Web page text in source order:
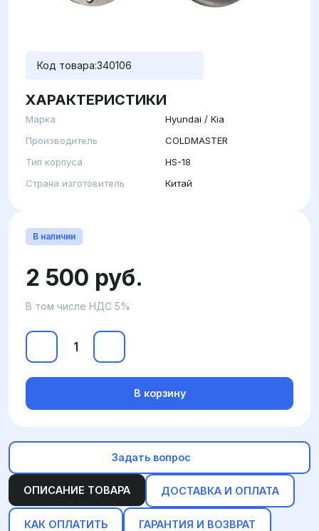
Код товара:340106
ХАРАКТЕРИСТИКИ
Марка
Hyundai / Kia
Производитель
COLDMASTER
Тип корпуса
HS-18
Страна изготовитель
Китай
ОПИСАНИЕ ТОВАРА ДОСТАВКА И ОПЛАТА
КАК ОПЛАТИТЬ ГАРАНТИЯ И ВОЗВРАТ
В наличии
2 500 руб.
В том числе НДС 5%
В корзину
Задать вопрос